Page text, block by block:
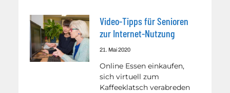
Video-Tipps für Senioren
zur Internet-Nutzung
21. Mai 2020
Online Essen einkaufen,
sich virtuell zum
Kaffeeklatsch verabreden